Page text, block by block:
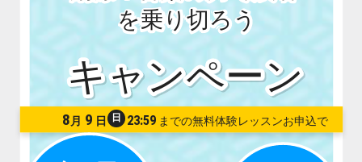
を乗り切ろう
8 月 9 日 日 23:59